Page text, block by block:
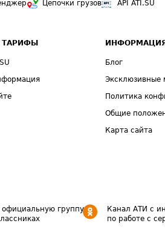
Цепочки грузов API ATI.SU
ТАРИФЫ ИНФОРМАЦИЯ
Блог
Эксклюзивные
Политика
Общие
Карта сайта
официальную группу
Канал АТИ с
по работе с